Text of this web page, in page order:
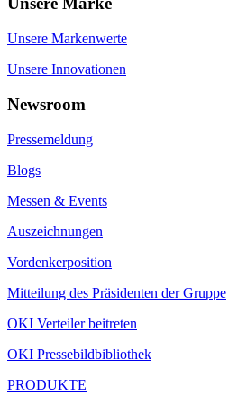
Unsere Markenwerte
Unsere Innovationen
Newsroom
Pressemeldung
Blogs
Messen & Events
Auszeichnungen
Vordenkerposition
Mitteilung des Präsidenten der Gruppe
OKI Verteiler beitreten
OKI Pressebildbibliothek
PRODUKTE